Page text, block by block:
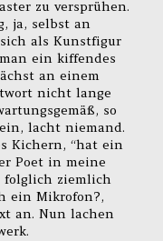
zu versprühen.
ja, selbst an
als Kunstfigur
ein kiffendes
an einem
nicht lange
so
lacht niemand.
Kichern, “hat ein
Poet in meine
folglich ziemlich
ein Mikrofon?,
an. Nun lachen